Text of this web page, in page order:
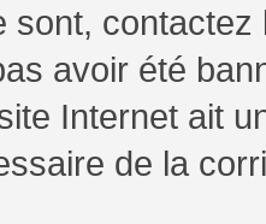
sont,
avoir été
Internet ait
de la